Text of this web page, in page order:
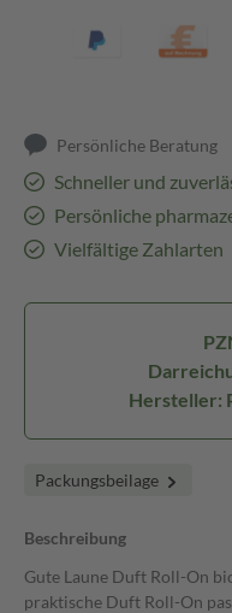
Persönliche Beratung
Schneller und
Persönliche
Vielfältige Zahlarten
Hersteller:
Packungsbeilage
Beschreibung
Gute Laune Duft Roll-On
praktische Duft Roll-On